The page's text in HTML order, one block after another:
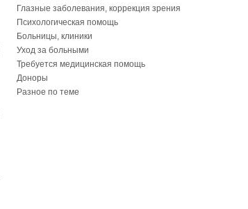
Глазные заболевания, коррекция зрения
Психологическая помощь
Больницы, клиники
Уход за больными
Требуется медицинская помощь
Доноры
Разное по теме